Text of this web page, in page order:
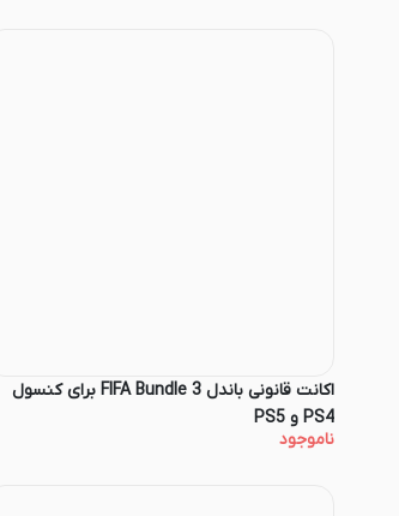
اکانت قانونی باندل FIFA Bundle 3 برای کنسول
PS4 و PS5
ناموجود